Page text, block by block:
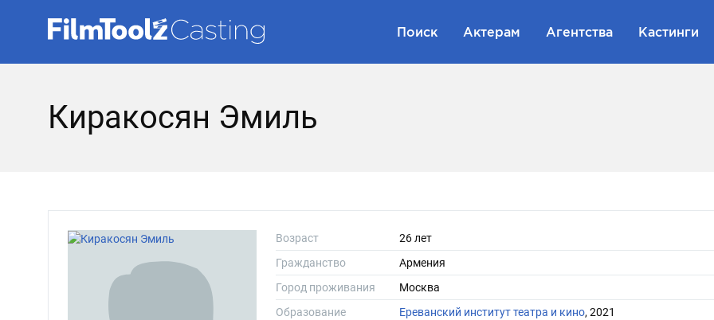
Поиск Актерам Агентства Кастинги
Киракосян Эмиль
Возраст
26 лет
Гражданство
Армения
Город проживания
Москва
Образование
Ереванский институт театра и кино, 2021